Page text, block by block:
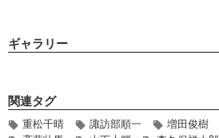
ギャラリー
関連タグ
重松千晴 諏訪部順一 増田俊樹